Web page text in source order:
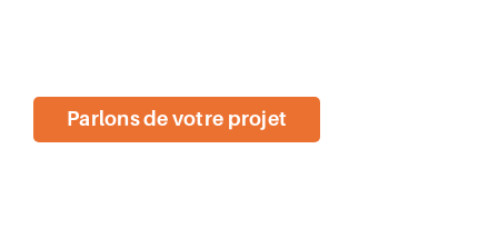
Parlons de votre projet